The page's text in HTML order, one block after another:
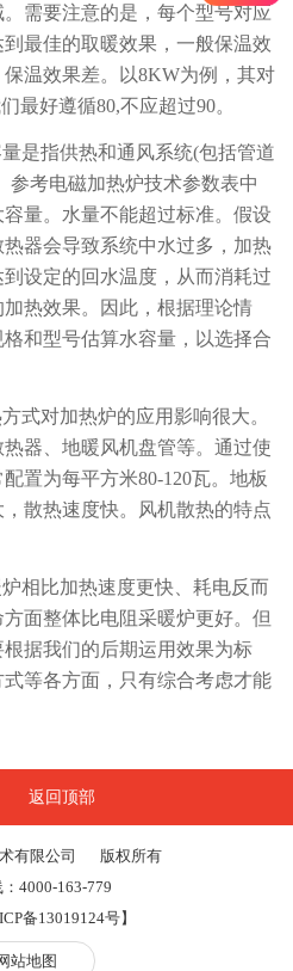
需要注意的是，每个型号对应
最佳的取暖效果，一般保温效
温效果差。以8KW为例，其对
最好遵循80,不应超过90。
是指供热和通风系统(包括管道
参考电磁加热炉技术参数表中
量。水量不能超过标准。假设
器会导致系统中水过多，加热
设定的回水温度，从而消耗过
热效果。因此，根据理论情
和型号估算水容量，以选择合
式对加热炉的应用影响很大。
器、地暖风机盘管等。通过使
置为每平方米80-120瓦。地板
散热速度快。风机散热的特点
相比加热速度更快、耗电反而
面整体比电阻采暖炉更好。但
据我们的后期运用效果为标
等各方面，只有综合考虑才能
返回顶部
有限公司
版权所有
4000-163-779
备13019124号】
站地图